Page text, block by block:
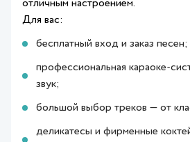
отличным настроением.
Для вас:
бесплатный вход и заказ песен;
профессиональная караоке-
звук;
большой выбор треков — от
деликатесы и фирменные